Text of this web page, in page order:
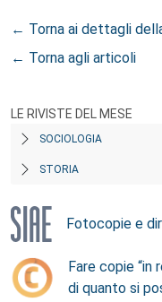
← Torna ai dettagli
← Torna agli articoli
LE RIVISTE DEL MESE
SOCIOLOGIA
STORIA
Fotocopie e
Fare copie “in
di quanto si